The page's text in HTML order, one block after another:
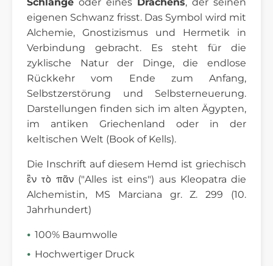
eigenen Schwanz frisst. Das Symbol wird mit
Alchemie, Gnostizismus und Hermetik in
Verbindung gebracht. Es steht für die
zyklische Natur der Dinge, die endlose
Rückkehr vom Ende zum Anfang,
Selbstzerstörung und Selbsterneuerung.
Darstellungen finden sich im alten Ägypten,
im antiken Griechenland oder in der
keltischen Welt (Book of Kells).
Die Inschrift auf diesem Hemd ist griechisch
ἓν τὸ πᾶν ("Alles ist eins") aus Kleopatra die
Alchemistin, MS Marciana gr. Z. 299 (10.
Jahrhundert)
100% Baumwolle
Hochwertiger Druck